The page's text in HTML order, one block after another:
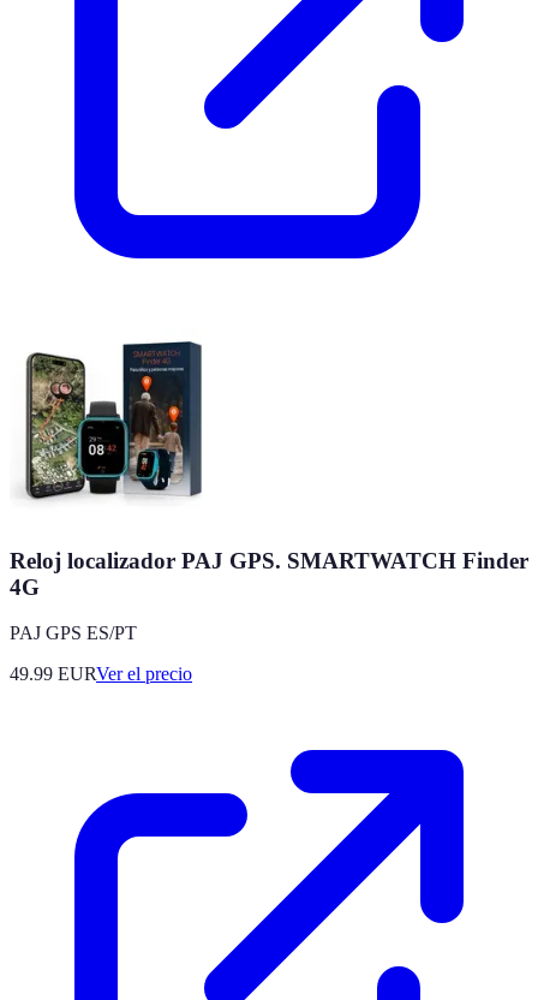
Reloj localizador PAJ GPS. SMARTWATCH Finder
4G
PAJ GPS ES/PT
49.99 EURVer el precio